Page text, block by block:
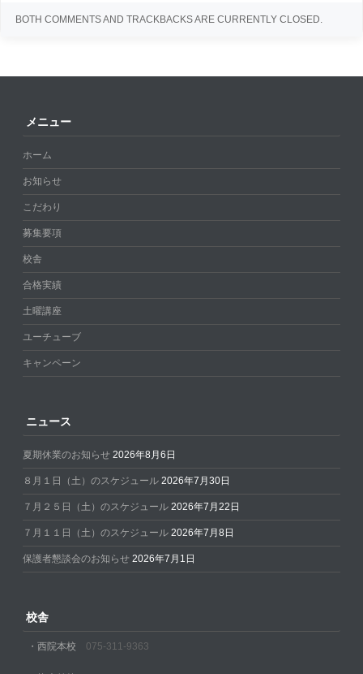
BOTH COMMENTS AND TRACKBACKS ARE CURRENTLY CLOSED.
メニュー
ホーム
お知らせ
こだわり
募集要項
校舎
合格実績
土曜講座
ユーチューブ
キャンペーン
ニュース
夏期休業のお知らせ 2026年8月6日
８月１日（土）のスケジュール 2026年7月30日
７月２５日（土）のスケジュール 2026年7月22日
７月１１日（土）のスケジュール 2026年7月8日
保護者懇談会のお知らせ 2026年7月1日
校舎
・西院本校 075-311-9363